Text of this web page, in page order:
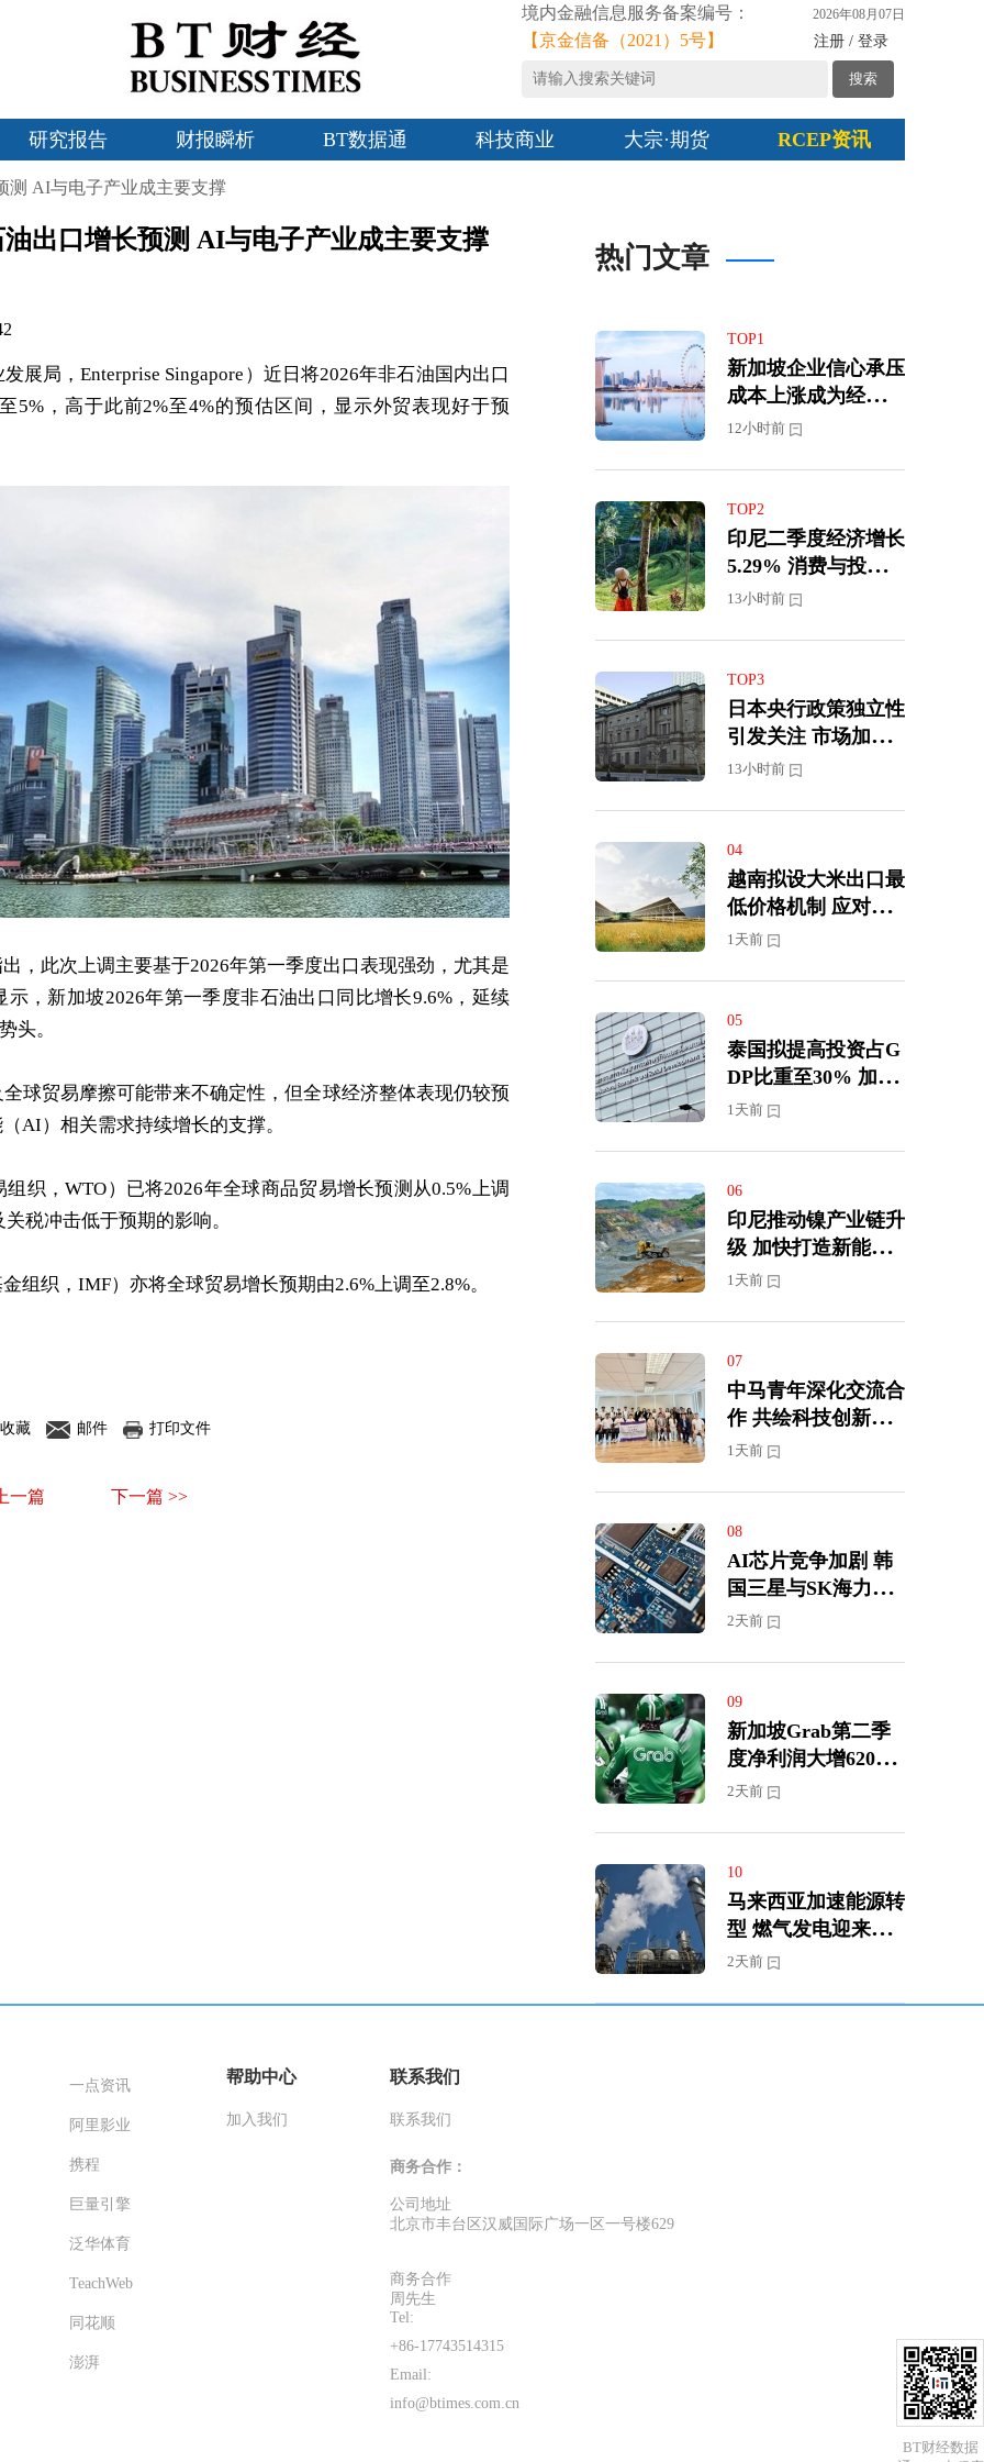
境内金融信息服务备案编号：
【京金信备（2021）5号】
2026年08月07日
注册 / 登录
搜索
研究报告 财报瞬析 BT数据通 科技商业 大宗·期货 RCEP资讯
测 AI与电子产业成主要支撑
出口增长预测 AI与电子产业成主要支撑
展局 ，Enterprise Singapore）近日将2026年非石油国内出口
5%，高于此前2%至4%的预估区间，显示外贸表现好于预
，此次上调主要基于2026年第一季度出口表现强劲，尤其是
，新加坡2026年第一季度非石油出口同比增长9.6%，延续
头。
球贸易摩擦可能带来不确定性，但全球经济整体表现仍较预
AI）相关需求持续增长的支撑。
组织 ，WTO）已将2026年全球商品贸易增长预测从0.5%上调
税冲击低于预期的影响。
组织 ，IMF）亦将全球贸易增长预期由2.6%上调至2.8%。
收藏 邮件 打印文件
一篇 下一篇 >>
热门文章
TOP1
新加坡企业信心承压
成本上涨成为经营最
大挑战
12小时前
TOP2
印尼二季度经济增长
5.29% 消费与投资
继续支撑经济韧性
13小时前
TOP3
日本央行政策独立性
引发关注 市场加大9
月加息预期
13小时前
04
越南拟设大米出口最
低价格机制 应对国
际市场价格下跌压力
1天前
05
泰国拟提高投资占G
DP比重至30% 加快
迈向高收入经济体
1天前
06
印尼推动镍产业链升
级 加快打造新能源
汽车供应中心
1天前
07
中马青年深化交流合
作 共绘科技创新新
蓝图
1天前
08
AI芯片竞争加剧 韩
国三星与SK海力士
展开半导体人才争夺
2天前
09
新加坡Grab第二季
度净利润大增620%
上调全年营收及盈利
2天前
10
马来西亚加速能源转
型 燃气发电迎来投
资新周期
2天前
一点资讯
阿里影业
携程
巨量引擎
泛华体育
TeachWeb
同花顺
澎湃
帮助中心
加入我们
联系我们
联系我们
商务合作：
公司地址
北京市丰台区汉威国际广场一区一号楼629
商务合作
周先生
Tel:
+86-17743514315
Email:
info@btimes.com.cn
BT财经数据